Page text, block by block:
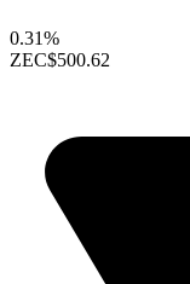
0.31%
ZEC$500.62